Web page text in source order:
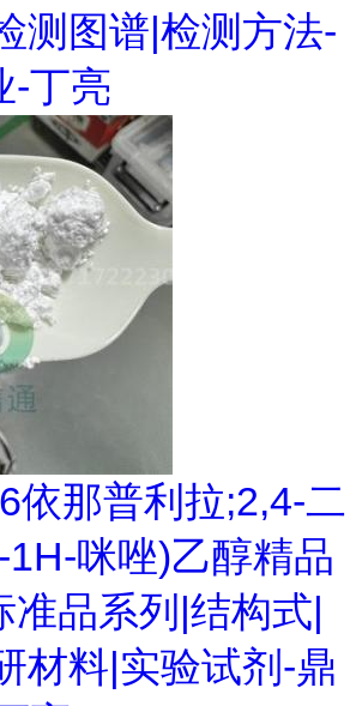
测图谱|检测方法-
-丁亮
依那普利拉;2,4-二
咪唑)乙醇精品
准品系列|结构式|
材料|实验试剂-鼎